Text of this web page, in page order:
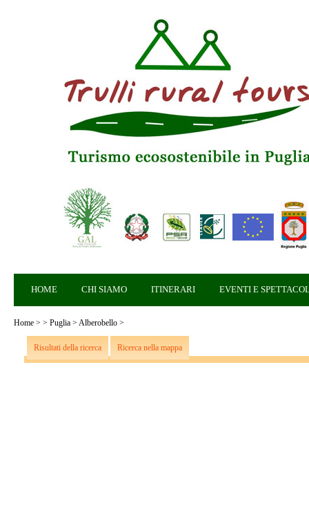
HOME CHI SIAMO ITINERARI EVENTI E
Home > > Puglia > Alberobello >
Risultati della ricerca Ricerca nella mappa